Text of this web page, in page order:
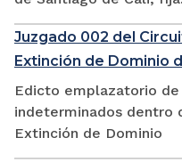
Juzgado 002 del
Extinción de Dominio
Edicto emplazatorio
indeterminados dentro
Extinción de Dominio